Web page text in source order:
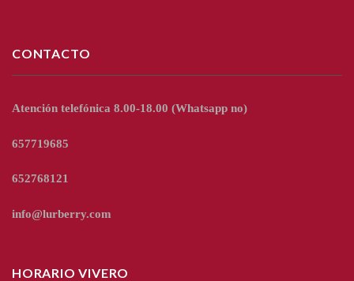
CONTACTO
Atención telefónica 8.00-18.00 (Whatsapp no)
657719685
652768121
info@lurberry.com
HORARIO VIVERO